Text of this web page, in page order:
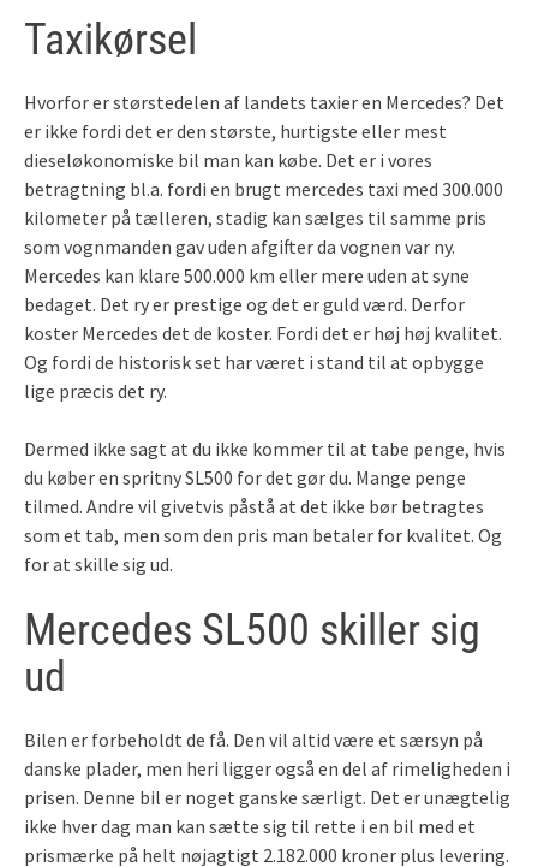
Taxikørsel
Hvorfor er størstedelen af landets taxier en Mercedes? Det
er ikke fordi det er den største, hurtigste eller mest
dieseløkonomiske bil man kan købe. Det er i vores
betragtning bl.a. fordi en brugt mercedes taxi med 300.000
kilometer på tælleren, stadig kan sælges til samme pris
som vognmanden gav uden afgifter da vognen var ny.
Mercedes kan klare 500.000 km eller mere uden at syne
bedaget. Det ry er prestige og det er guld værd. Derfor
koster Mercedes det de koster. Fordi det er høj høj kvalitet.
Og fordi de historisk set har været i stand til at opbygge
lige præcis det ry.
Dermed ikke sagt at du ikke kommer til at tabe penge, hvis
du køber en spritny SL500 for det gør du. Mange penge
tilmed. Andre vil givetvis påstå at det ikke bør betragtes
som et tab, men som den pris man betaler for kvalitet. Og
for at skille sig ud.
Mercedes SL500 skiller sig
ud
Bilen er forbeholdt de få. Den vil altid være et særsyn på
danske plader, men heri ligger også en del af rimeligheden i
prisen. Denne bil er noget ganske særligt. Det er unægtelig
ikke hver dag man kan sætte sig til rette i en bil med et
prismærke på helt nøjagtigt 2.182.000 kroner plus levering.